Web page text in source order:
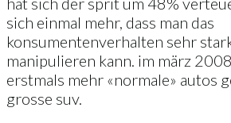
sich einmal mehr, dass man das
konsumentenverhalten sehr
manipulieren kann. im märz
erstmals mehr «normale» autos
grosse suv.